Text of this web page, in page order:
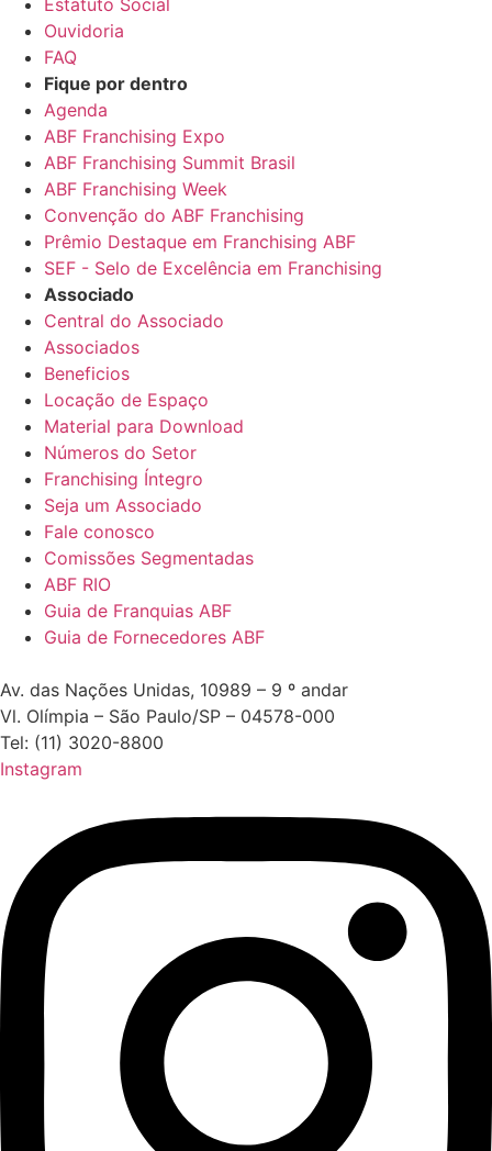
Estatuto Social
Ouvidoria
FAQ
Fique por dentro
Agenda
ABF Franchising Expo
ABF Franchising Summit Brasil
ABF Franchising Week
Convenção do ABF Franchising
Prêmio Destaque em Franchising ABF
SEF - Selo de Excelência em Franchising
Associado
Central do Associado
Associados
Beneficios
Locação de Espaço
Material para Download
Números do Setor
Franchising Íntegro
Seja um Associado
Fale conosco
Comissões Segmentadas
ABF RIO
Guia de Franquias ABF
Guia de Fornecedores ABF
Av. das Nações Unidas, 10989 – 9 º andar
Vl. Olímpia – São Paulo/SP – 04578-000
Tel: (11) 3020-8800
Instagram